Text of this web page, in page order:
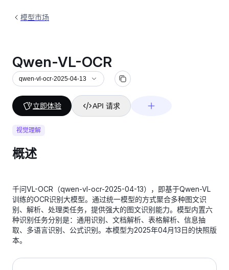
模型市场
Qwen-VL-OCR
qwen-vl-ocr-2025-04-13
立即体验 API 请求
视觉理解
概述
千问VL-OCR（qwen-vl-ocr-2025-04-13），即基于Qwen-VL
训练的OCR识别大模型。通过统一模型的方式聚合多种图文识
别、解析、处理类任务，提供强大的图文识别能力。模型内置六
种识别任务分别是：通用识别、文档解析、表格解析、信息抽
取、多语言识别、公式识别。本模型为2025年04月13日的快照版
本。